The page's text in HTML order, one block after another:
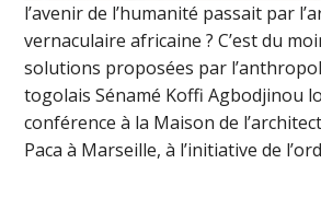
l’avenir de l’humanité passait par
vernaculaire africaine ? C’est du
solutions proposées par
togolais Sénamé Koffi Agbodjinou
conférence à la Maison de
Paca à Marseille, à l’initiative de